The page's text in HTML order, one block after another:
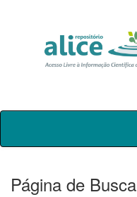
Skip
Página de Busca